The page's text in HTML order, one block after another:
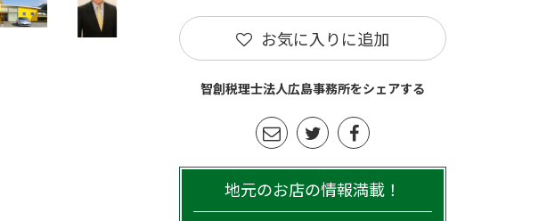
お気に入りに追加
智創税理士法人広島事務所をシェアする
地元のお店の情報満載！